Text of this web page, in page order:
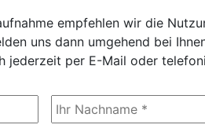
empfehlen wir die
uns dann umgehend bei
jederzeit per E-Mail oder